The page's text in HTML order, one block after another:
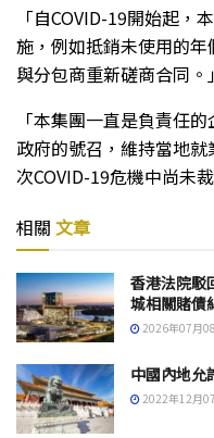
「自COVID-19開始起，
施，例如抵銷未使用的
與分包商重新磋商合同。」
「本集團一直是負責任
政府的號召，維持當地
次COVID-19危機中尚未
相關 文章
香港法院駁
城相關賭債
2026年07月
中國內地允
2022年12月